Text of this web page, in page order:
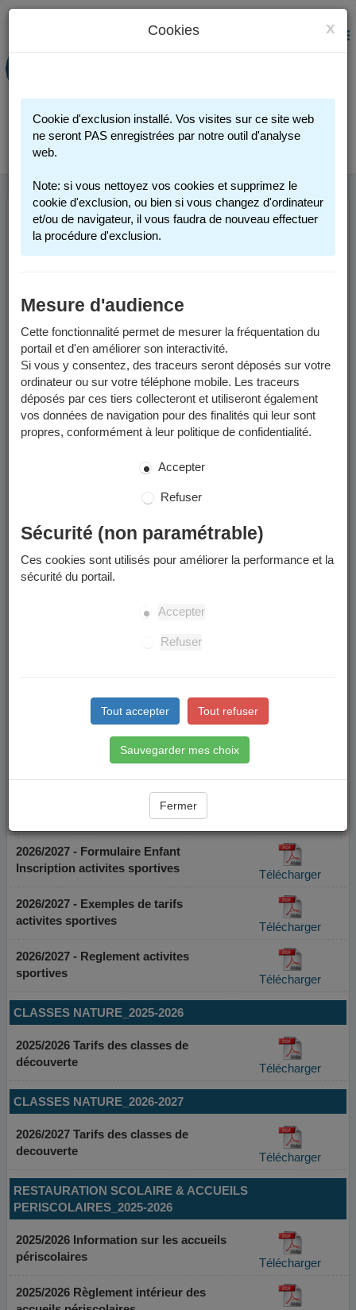
PORTAIL FAMILLE
Connexion
MENU
x
Cookies
Cookie d'exclusion installé. Vos visites sur ce site web
ne seront PAS enregistrées par notre outil d'analyse
web.
Note: si vous nettoyez vos cookies et supprimez le
cookie d'exclusion, ou bien si vous changez d'ordinateur
et/ou de navigateur, il vous faudra de nouveau effectuer
la procédure d'exclusion.
Mesure d'audience
Cette fonctionnalité permet de mesurer la fréquentation du
portail et d'en améliorer son interactivité.
Si vous y consentez, des traceurs seront déposés sur votre
ordinateur ou sur votre téléphone mobile. Les traceurs
déposés par ces tiers collecteront et utiliseront également
vos données de navigation pour des finalités qui leur sont
propres, conformément à leur politique de confidentialité.
Accepter
Refuser
Sécurité (non paramétrable)
Ces cookies sont utilisés pour améliorer la performance et la
sécurité du portail.
Accepter
Refuser
Tout accepter Tout refuser
Sauvegarder mes choix
Fermer